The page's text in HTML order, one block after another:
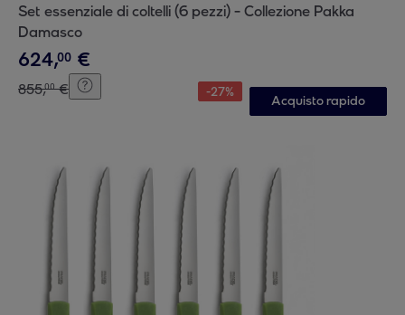
Set essenziale di coltelli (6 pezzi) - Collezione Pakka
Damasco
624,00 €
855,00 € -27%
Acquisto rapido